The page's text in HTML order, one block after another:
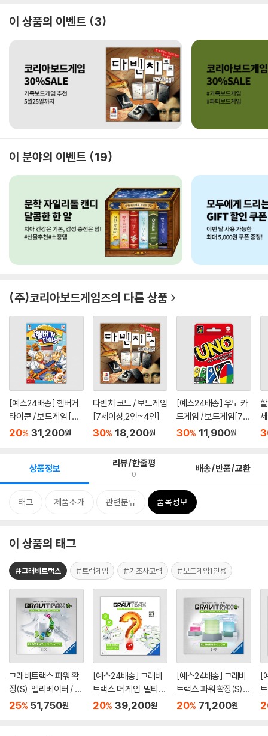
이 상품의 이벤트 3
이 분야의 이벤트 19
(주)코리아보드게임즈의 다른 상품
[예스24배송] 햄버거
타이쿤 / 보드게임 [만
6세...
20% 31,200원
다빈치 코드 / 보드게임
[7세이상,2인~4인]
30% 18,200원
[예스24배송] 우노 카
드게임 / 보드게임[7세
이상...
30% 11,900원
상품정보 리뷰/한줄평
0 배송/반품/교환
태그 제품소개 관련분류 품목정보
이 상품의 태그
#그래비트랙스 #트랙게임 #기초사고력 #보드게임1인용
그래비트랙스 파워 확
장(S): 엘리베이터 / 마
블런[8세이상,1인이
25% 51,750원
[예스24배송] 그래비
트랙스 더 게임: 멀티폼
/ 보드게임
20% 39,200원
[예스24배송] 그래비
트랙스 파워 확장(S):
라이트 / 보드게임
20% 71,200원
[